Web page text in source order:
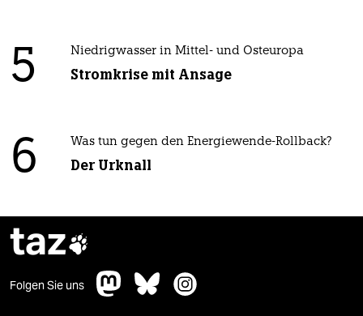
5 Niedrigwasser in Mittel- und Osteuropa
Stromkrise mit Ansage
6 Was tun gegen den Energiewende-Rollback?
Der Urknall
taz
Folgen Sie uns